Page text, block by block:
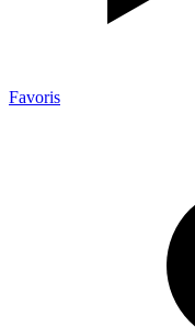
Favoris